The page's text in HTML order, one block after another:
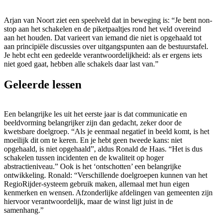
Arjan van Noort ziet een speelveld dat in beweging is: “Je bent non-
stop aan het schakelen en de piketpaaltjes rond het veld overeind
aan het houden. Dat varieert van iemand die niet is opgehaald tot
aan principiële discussies over uitgangspunten aan de bestuurstafel.
Je hebt echt een gedeelde verantwoordelijkheid: als er ergens iets
niet goed gaat, hebben alle schakels daar last van.”
Geleerde lessen
Een belangrijke les uit het eerste jaar is dat communicatie en
beeldvorming belangrijker zijn dan gedacht, zeker door de
kwetsbare doelgroep. “Als je eenmaal negatief in beeld komt, is het
moeilijk dit om te keren. En je hebt geen tweede kans: niet
opgehaald, is niet opgehaald”, aldus Ronald de Haas. “Het is dus
schakelen tussen incidenten en de kwaliteit op hoger
abstractieniveau.” Ook is het ‘ontschotten’ een belangrijke
ontwikkeling. Ronald: “Verschillende doelgroepen kunnen van het
RegioRijder-systeem gebruik maken, allemaal met hun eigen
kenmerken en wensen. Afzonderlijke afdelingen van gemeenten zijn
hiervoor verantwoordelijk, maar de winst ligt juist in de
samenhang.”